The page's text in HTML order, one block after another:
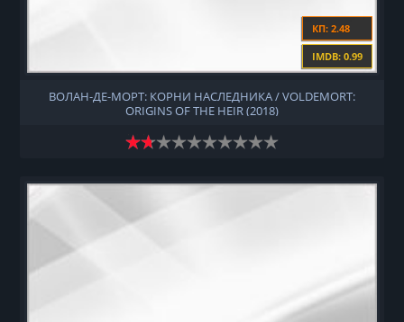
КП: 2.48
IMDB: 0.99
ВОЛАН-ДЕ-МОРТ: КОРНИ НАСЛЕДНИКА / VOLDEMORT:
ORIGINS OF THE HEIR (2018)